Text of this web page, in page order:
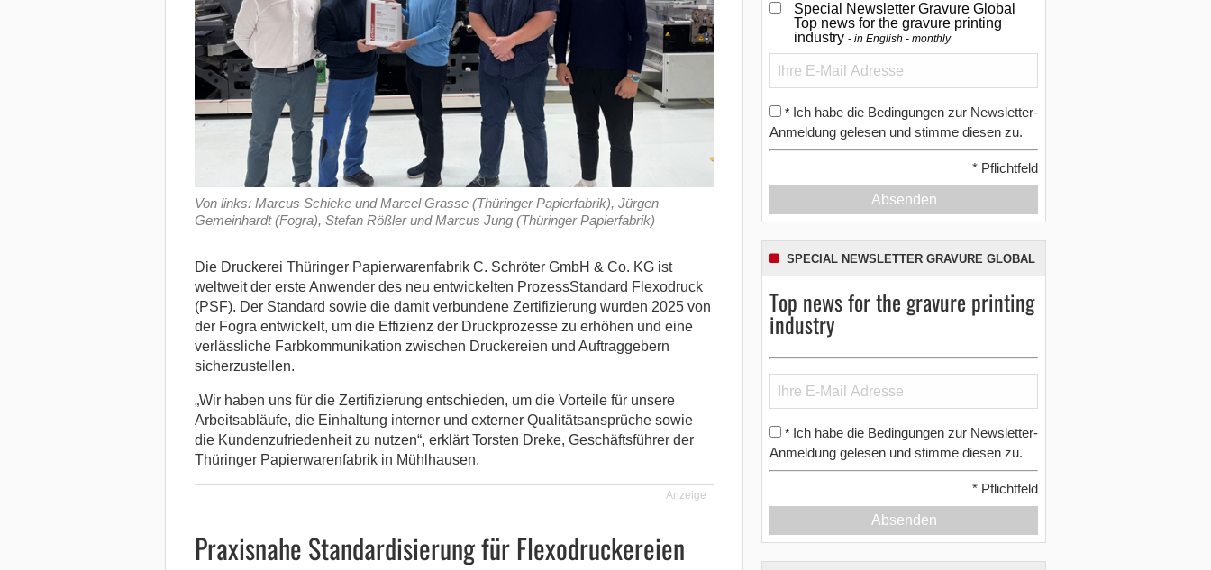
Von links: Marcus Schieke und Marcel Grasse (Thüringer Papierfabrik), Jürgen
Gemeinhardt (Fogra), Stefan Rößler und Marcus Jung (Thüringer Papierfabrik)
Die Druckerei Thüringer Papierwarenfabrik C. Schröter GmbH & Co. KG ist
weltweit der erste Anwender des neu entwickelten ProzessStandard Flexodruck
(PSF). Der Standard sowie die damit verbundene Zertifizierung wurden 2025 von
der Fogra entwickelt, um die Effizienz der Druckprozesse zu erhöhen und eine
verlässliche Farbkommunikation zwischen Druckereien und Auftraggebern
sicherzustellen.
„Wir haben uns für die Zertifizierung entschieden, um die Vorteile für unsere
Arbeitsabläufe, die Einhaltung interner und externer Qualitätsansprüche sowie
die Kundenzufriedenheit zu nutzen“, erklärt Torsten Dreke, Geschäftsführer der
Thüringer Papierwarenfabrik in Mühlhausen.
Anzeige
Praxisnahe Standardisierung für Flexodruckereien
Special Newsletter Gravure Global
Top news for the gravure printing
industry in English - monthly
* Ich habe die Bedingungen zur Newsletter-
Anmeldung gelesen und stimme diesen zu.
* Pflichtfeld
Absenden
SPECIAL NEWSLETTER GRAVURE GLOBAL
Top news for the gravure printing
industry
* Ich habe die Bedingungen zur Newsletter-
Anmeldung gelesen und stimme diesen zu.
* Pflichtfeld
Absenden